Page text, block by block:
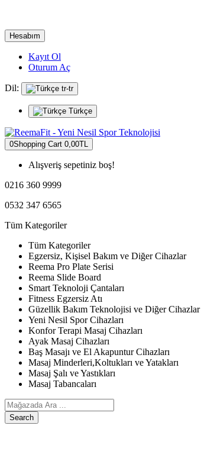
Hesabım
Kayıt Ol
Oturum Aç
Dil: tr-tr
Türkçe
0Shopping Cart 0,00TL
Alışveriş sepetiniz boş!
0216 360 9999
0532 347 6565
Tüm Kategoriler
Tüm Kategoriler
Egzersiz, Kişisel Bakım ve Diğer Cihazlar
Reema Pro Plate Serisi
Reema Slide Board
Smart Teknoloji Çantaları
Fitness Egzersiz Atı
Güzellik Bakım Teknolojisi ve Diğer Cihazlar
Yeni Nesil Spor Cihazları
Konfor Terapi Masaj Cihazları
Ayak Masaj Cihazları
Baş Masajı ve El Akapuntur Cihazları
Masaj Minderleri,Koltukları ve Yatakları
Masaj Şalı ve Yastıkları
Masaj Tabancaları
Search